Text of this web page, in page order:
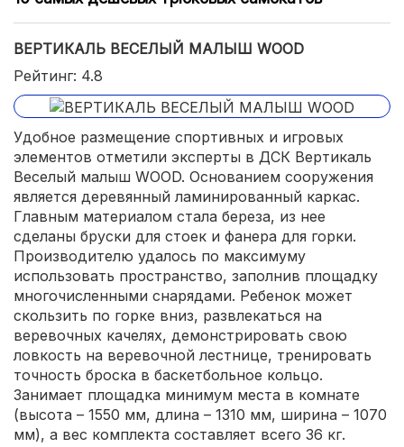
ВЕРТИКАЛЬ ВЕСЕЛЫЙ МАЛЫШ WOOD
Рейтинг: 4.8
Удобное размещение спортивных и игровых
элементов отметили эксперты в ДСК Вертикаль
Веселый малыш WOOD. Основанием сооружения
является деревянный ламинированный каркас.
Главным материалом стала береза, из нее
сделаны бруски для стоек и фанера для горки.
Производителю удалось по максимуму
использовать пространство, заполнив площадку
многочисленными снарядами. Ребенок может
скользить по горке вниз, развлекаться на
веревочных качелях, демонстрировать свою
ловкость на веревочной лестнице, тренировать
точность броска в баскетбольное кольцо.
Занимает площадка минимум места в комнате
(высота – 1550 мм, длина – 1310 мм, ширина – 1070
мм), а вес комплекта составляет всего 36 кг.